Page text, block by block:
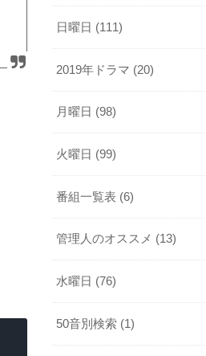
日曜日 (111)
2019年ドラマ (20)
月曜日 (98)
火曜日 (99)
番組一覧表 (6)
管理人のオススメ (13)
水曜日 (76)
50音別検索 (1)